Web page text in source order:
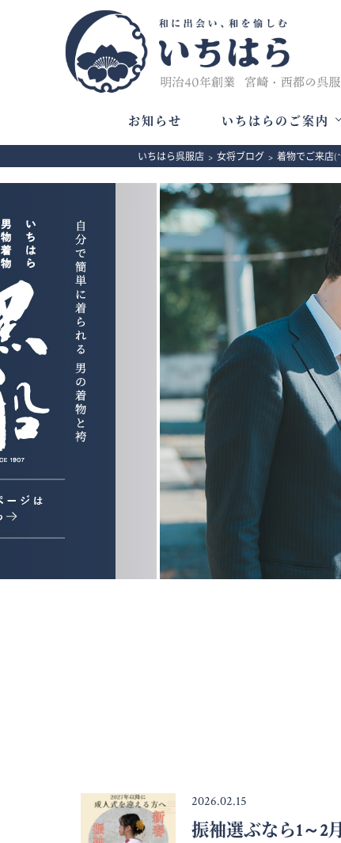
お知らせ いちはらのご案内
いちはら呉服店 > 女将ブログ > 着物でご来店
2026.02.15
振袖選ぶなら1～2